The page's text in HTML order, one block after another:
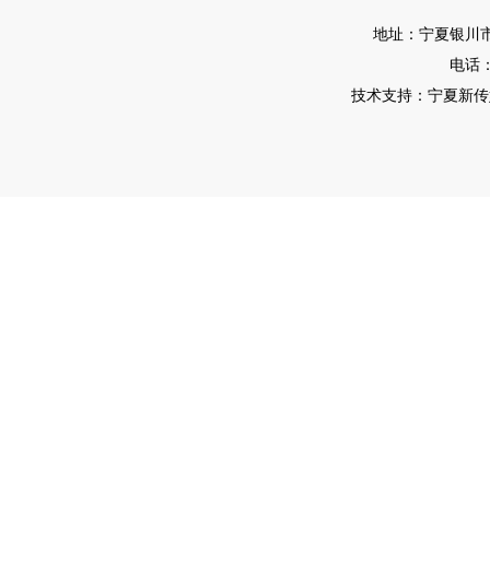
地址：宁夏银川
电话
技术支持：宁夏新